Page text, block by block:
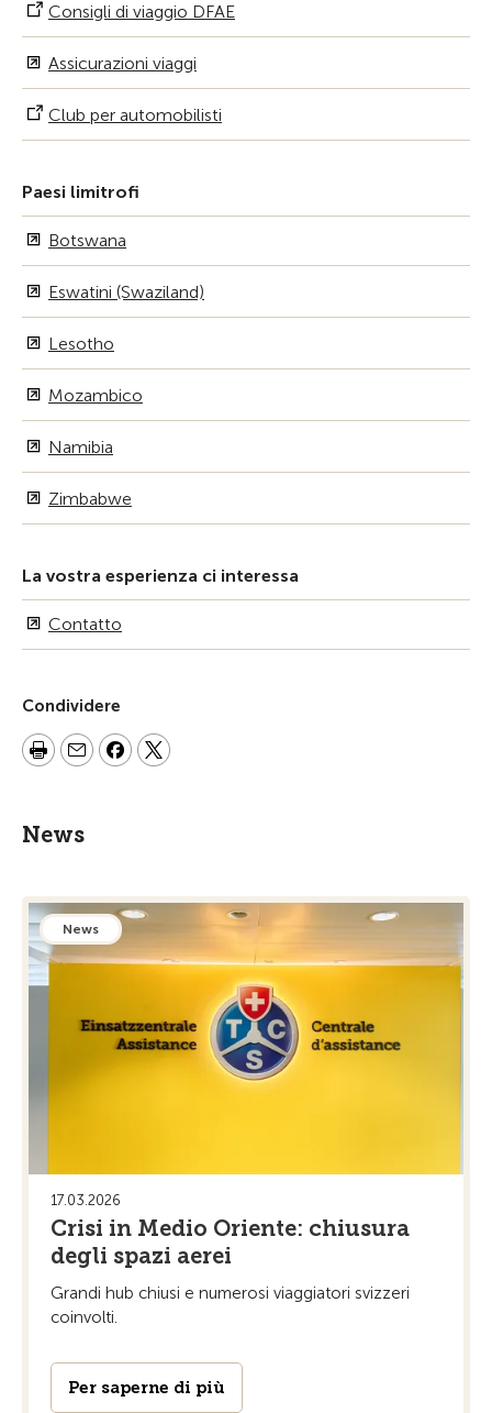
Consigli di viaggio DFAE
Assicurazioni viaggi
Club per automobilisti
Paesi limitrofi
Botswana
Eswatini (Swaziland)
Lesotho
Mozambico
Namibia
Zimbabwe
La vostra esperienza ci interessa
Contatto
Condividere
News
News
17.03.2026
Crisi in Medio Oriente: chiusura
degli spazi aerei
Grandi hub chiusi e numerosi viaggiatori svizzeri
coinvolti.
Per saperne di più